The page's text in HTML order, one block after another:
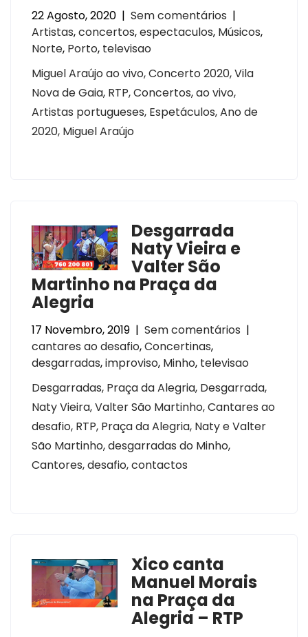
22 Agosto, 2020 | Sem comentários |
Artistas,concertos,espectaculos, Músicos,
Norte, Porto, televisao
Miguel Araújo ao vivo, Concerto 2020, Vila
Nova de Gaia, RTP, Concertos, ao vivo,
Artistas portugueses, Espetáculos, Ano de
2020, Miguel Araújo
Desgarrada
Naty Vieira e
Valter São
Martinho na Praça da
Alegria
17 Novembro, 2019 | Sem comentários |
cantares ao desafio,Concertinas,
desgarradas,improviso, Minho, televisao
Desgarradas, Praça da Alegria, Desgarrada,
Naty Vieira, Valter São Martinho, Cantares ao
desafio, RTP, Praça da Alegria, Naty e Valter
São Martinho, desgarradas do Minho,
Cantores, desafio, contactos
Xico canta
Manuel Morais
na Praça da
Alegria – RTP